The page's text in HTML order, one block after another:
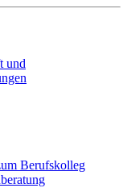
und
Berufskolleg